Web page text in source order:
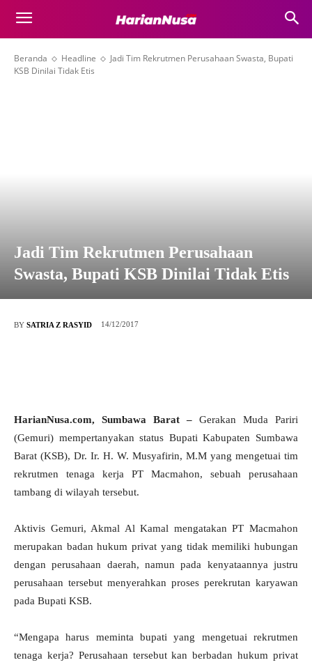
Beranda Headline
Jadi Tim Rekrutmen Perusahaan Swasta, Bupati
KSB Dinilai Tidak Etis
Jadi Tim Rekrutmen Perusahaan
Swasta, Bupati KSB Dinilai Tidak Etis
BY SATRIA Z RASYID 14/12/2017
HarianNusa.com, Sumbawa Barat – Gerakan Muda Pariri
(Gemuri) mempertanyakan status Bupati Kabupaten Sumbawa
Barat (KSB), Dr. Ir. H. W. Musyafirin, M.M yang mengetuai tim
rekrutmen tenaga kerja PT Macmahon, sebuah perusahaan
tambang di wilayah tersebut.
Aktivis Gemuri, Akmal Al Kamal mengatakan PT Macmahon
merupakan badan hukum privat yang tidak memiliki hubungan
dengan perusahaan daerah, namun pada kenyataannya justru
perusahaan tersebut menyerahkan proses perekrutan karyawan
pada Bupati KSB.
“Mengapa harus meminta bupati yang mengetuai rekrutmen
tenaga kerja? Perusahaan tersebut kan berbadan hukum privat